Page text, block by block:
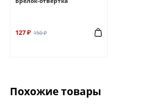
127 ₽ 150 ₽
Похожие товары